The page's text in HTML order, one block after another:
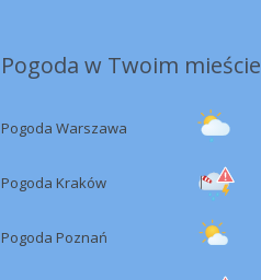
Pogoda w Twoim mieście
Pogoda Warszawa
Pogoda Kraków
Pogoda Poznań